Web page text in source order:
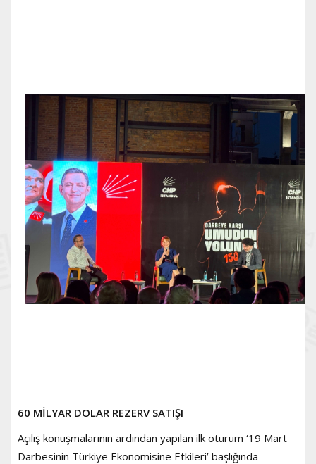
60 MİLYAR DOLAR REZERV SATIŞI
Açılış konuşmalarının ardından yapılan ilk oturum ‘19 Mart
Darbesinin Türkiye Ekonomisine Etkileri’ başlığında